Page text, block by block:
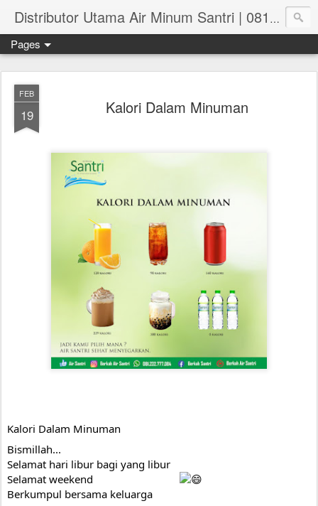
Distributor Utama Air Minum Santri | 081.551.382.73
Pages
FEB
19 Kalori Dalam Minuman
Kalori Dalam Minuman
Bismillah...
Selamat hari libur bagi yang libur
Selamat weekend
Berkumpul bersama keluarga